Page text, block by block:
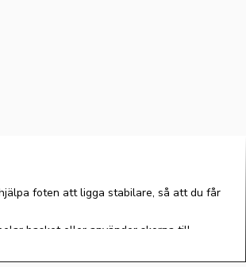
foten att ligga stabilare, så att du får
basket eller använder skorna till